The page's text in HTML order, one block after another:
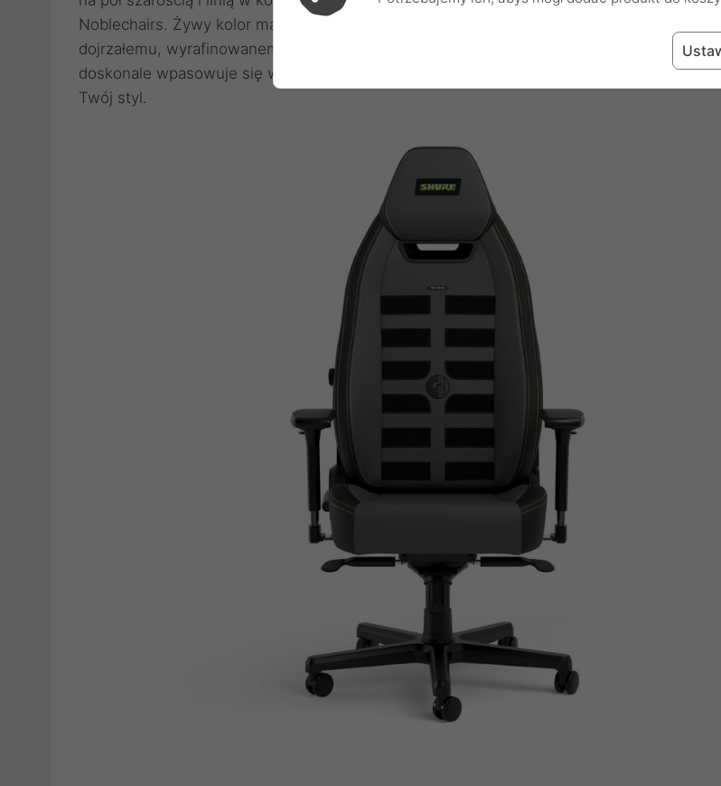
Noblechairs. Żywy kolor majestatycznie wyróżnia się na tle matowej ciemnej szarości.
dojrzałemu, wyrafinowanemu, pewnemu, eleganckiemu i klasycznemu wzornictwu
doskonale wpasowuje się w każde otoczenie, czyniąc go wyrazistym elementem, który
Twój styl.